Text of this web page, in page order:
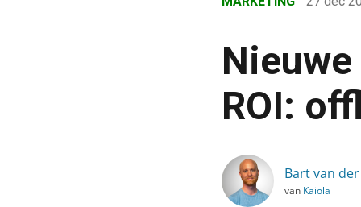
›
›ROI:
Bart van
van Kaiola